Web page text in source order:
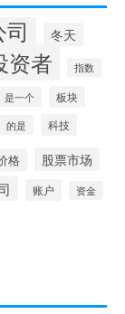
冬天
资者 指数
是一个 板块
的是 科技
格 股票市场
账户 资金